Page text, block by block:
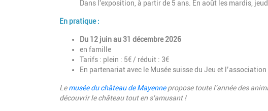
Dans l'exposition, à partir de 5 ans. En août les mardis,
En pratique :
Du 12 juin au 31 décembre 2026
en famille
Tarifs : plein : 5€ / réduit : 3€
En partenariat avec le Musée suisse du Jeu et
Lemusée du château de Mayennepropose toute l'année des
découvrir le château tout en s'amusant !